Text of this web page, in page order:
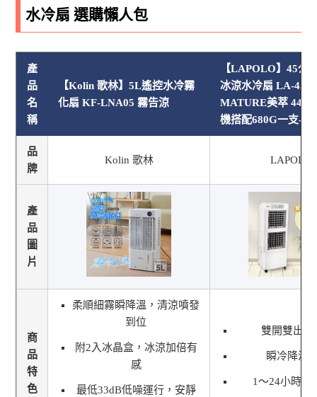
水冷扇 選購懶人包
產
品
名
稱
【Kolin 歌林】5L遙控水冷霧
化扇 KF-LNA05 霧告涼
【LAPOLO】45公
冰涼水冷扇 LA-
MATURE美萃 440
機搭配680G一支-兩
品
牌
Kolin 歌林 LAPOLO
產
品
圖
片
商
品
特
色
柔順細霧瞬降溫，清涼噴發
到位
附2入冰晶盒，冰涼加倍有
感
最低33dB低噪運行，安靜
雙開雙出風
瞬冷降溫
1〜24小時定